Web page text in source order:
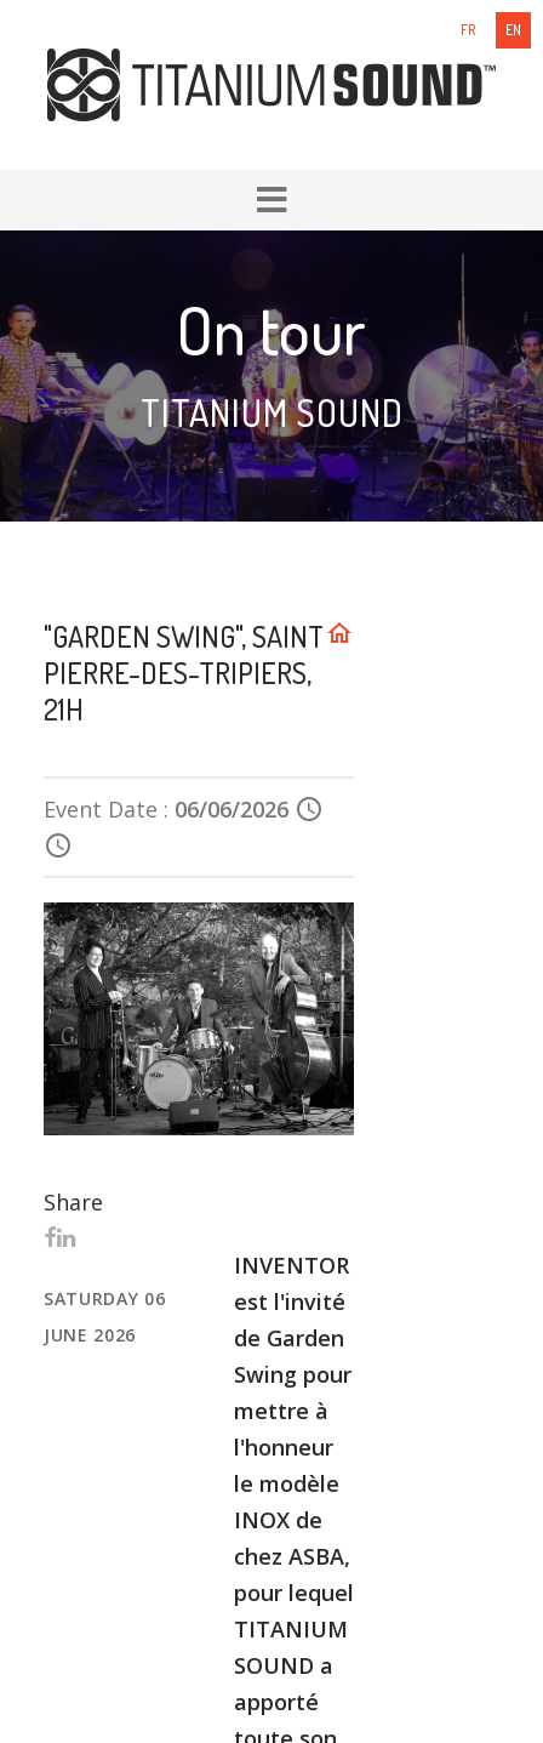
FR EN
On tour
TITANIUM SOUND
home
"GARDEN SWING", SAINT
PIERRE-DES-TRIPIERS,
21H
Event Date : 06/06/2026 schedule
schedule
INVENTOR
est l'invité
de Garden
Swing pour
mettre à
l'honneur
le modèle
INOX de
chez ASBA,
pour lequel
TITANIUM
SOUND a
apporté
Share
SATURDAY 06
JUNE 2026